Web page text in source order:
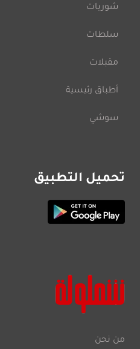
شوربات
سلطات
مقبلات
أطباق رئيسية
سوشي
تحميل التطبيق
من نحن